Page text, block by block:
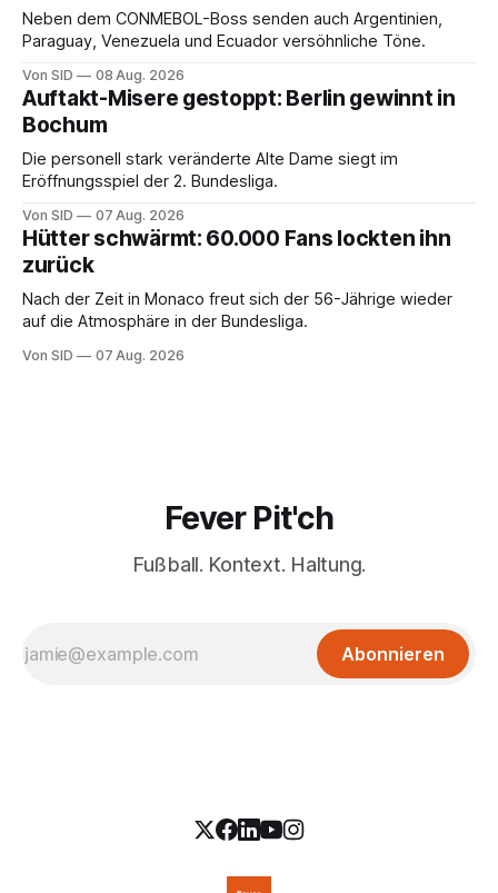
Neben dem CONMEBOL-Boss senden auch Argentinien,
Paraguay, Venezuela und Ecuador versöhnliche Töne.
Von SID 08 Aug. 2026
Auftakt-Misere gestoppt: Berlin gewinnt in
Bochum
Die personell stark veränderte Alte Dame siegt im
Eröffnungsspiel der 2. Bundesliga.
Von SID 07 Aug. 2026
Hütter schwärmt: 60.000 Fans lockten ihn
zurück
Nach der Zeit in Monaco freut sich der 56-Jährige wieder
auf die Atmosphäre in der Bundesliga.
Von SID 07 Aug. 2026
Fever Pit'ch
Fußball. Kontext. Haltung.
Abonnieren